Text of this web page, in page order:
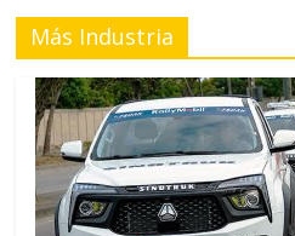
Más Industria